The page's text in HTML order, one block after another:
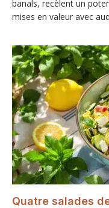
banals, recèlent un
mises en valeur avec
Quatre salades